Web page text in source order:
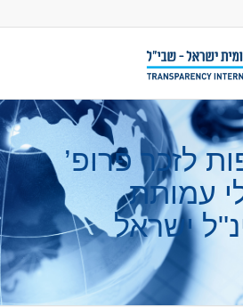
לזכר פרופ’
עמותת
ישראל